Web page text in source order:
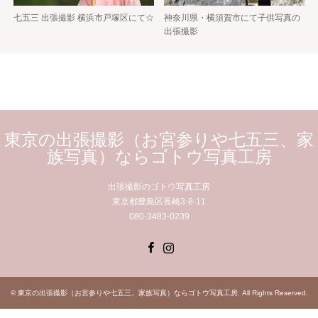
七五三 出張撮影 横浜市戸塚区にて☆
神奈川県・横須賀市にて子供写真の
出張撮影
東京の出張撮影（お宮参りや七五三、家
族写真）ならゴトウ写真工房
出張撮影のゴトウ写真工房
東京都豊島区長崎3-8-11
080-3483-0239
©東京の出張撮影（お宮参りや七五三、家族写真）ならゴトウ写真工房. All Rights Reserved.